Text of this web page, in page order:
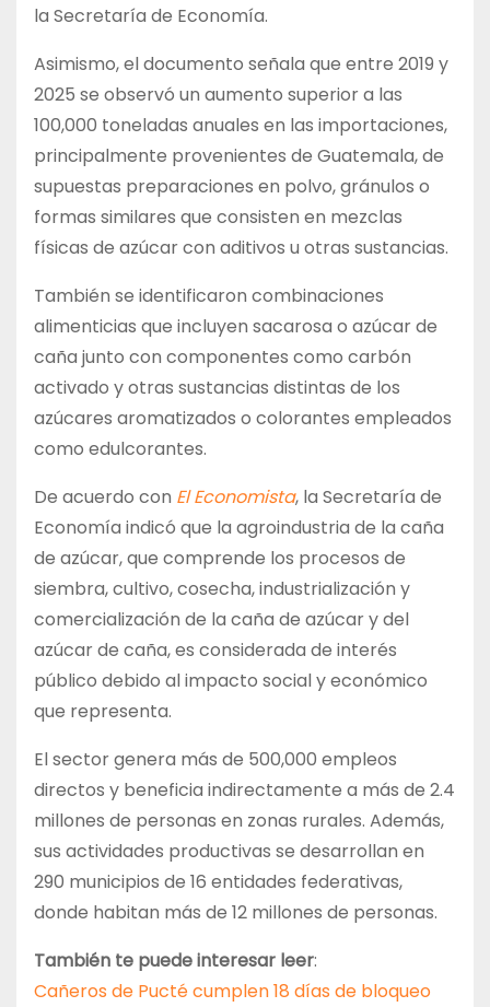
la Secretaría de Economía.
Asimismo, el documento señala que entre 2019 y
2025 se observó un aumento superior a las
100,000 toneladas anuales en las importaciones,
principalmente provenientes de Guatemala, de
supuestas preparaciones en polvo, gránulos o
formas similares que consisten en mezclas
físicas de azúcar con aditivos u otras sustancias.
También se identificaron combinaciones
alimenticias que incluyen sacarosa o azúcar de
caña junto con componentes como carbón
activado y otras sustancias distintas de los
azúcares aromatizados o colorantes empleados
como edulcorantes.
De acuerdo con El Economista, la Secretaría de
Economía indicó que la agroindustria de la caña
de azúcar, que comprende los procesos de
siembra, cultivo, cosecha, industrialización y
comercialización de la caña de azúcar y del
azúcar de caña, es considerada de interés
público debido al impacto social y económico
que representa.
El sector genera más de 500,000 empleos
directos y beneficia indirectamente a más de 2.4
millones de personas en zonas rurales. Además,
sus actividades productivas se desarrollan en
290 municipios de 16 entidades federativas,
donde habitan más de 12 millones de personas.
También te puede interesar leer:
Cañeros de Pucté cumplen 18 días de bloqueo